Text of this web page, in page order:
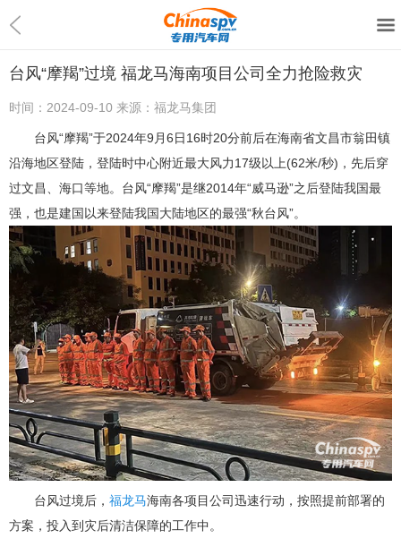
台风“摩羯”过境 福龙马海南项目公司全力抢险救灾
时间： 2024-09-10 来源： 福龙马集团
台风“摩羯”于2024年9月6日16时20分前后在海南省文昌市翁田镇
沿海地区登陆，登陆时中心附近最大风力17级以上(62米/秒)，先后穿
过文昌、海口等地。台风“摩羯”是继2014年“威马逊”之后登陆我国最
强，也是建国以来登陆我国大陆地区的最强“秋台风”。
台风过境后， 福龙马海南各项目公司迅速行动，按照提前部署的
方案，投入到灾后清洁保障的工作中。